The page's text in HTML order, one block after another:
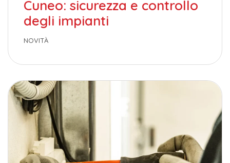
Cuneo: sicurezza e controllo
degli impianti
NOVITÀ